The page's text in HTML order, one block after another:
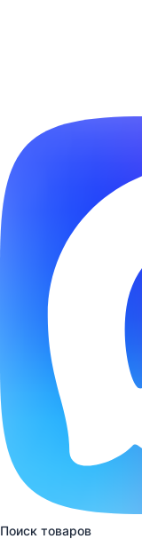
Поиск товаров